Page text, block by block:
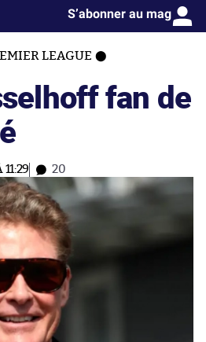
S’abonner au mag
LEAGUE
fan de
20